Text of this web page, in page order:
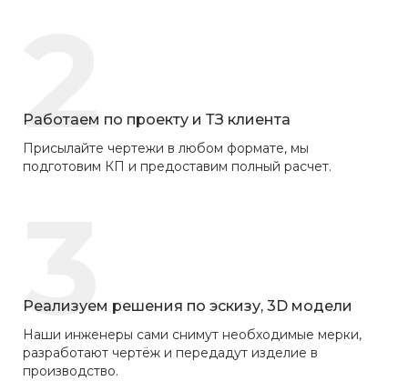
2
Работаем по проекту и ТЗ клиента
Присылайте чертежи в любом формате, мы
подготовим КП и предоставим полный расчет.
3
Реализуем решения по эскизу, 3D модели
Наши инженеры сами снимут необходимые мерки,
разработают чертёж и передадут изделие в
производство.